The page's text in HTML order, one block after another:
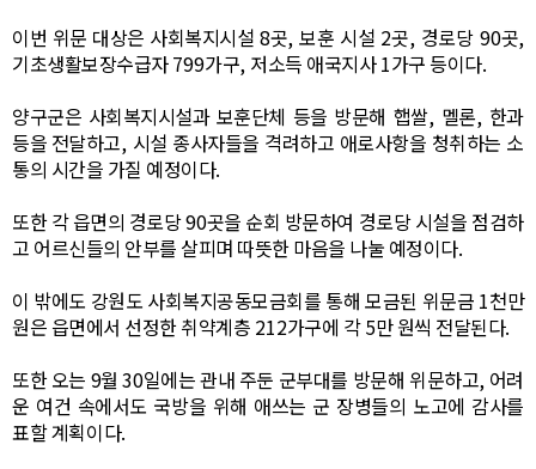
이번 위문 대상은 사회복지시설 8곳, 보훈 시설 2곳, 경로당 90곳,
기초생활보장수급자799가구, 저소득 애국지사1가구 등이다.
양구군은 사회복지시설과 보훈단체 등을 방문해 햅쌀, 멜론, 한과
등을 전달하고, 시설 종사자들을 격려하고 애로사항을 청취하는 소
통의 시간을 가질 예정이다.
또한 각 읍면의 경로당90곳을 순회 방문하여 경로당 시설을 점검하
고 어르신들의 안부를 살피며 따뜻한 마음을 나눌 예정이다.
이 밖에도 강원도 사회복지공동모금회를 통해 모금된 위문금 1천만
원은 읍면에서 선정한 취약계층 212가구에 각5만 원씩 전달된다.
또한 오는 9월30일에는 관내 주둔 군부대를 방문해 위문하고, 어려
운 여건 속에서도 국방을 위해 애쓰는 군 장병들의 노고에 감사를
표할 계획이다.